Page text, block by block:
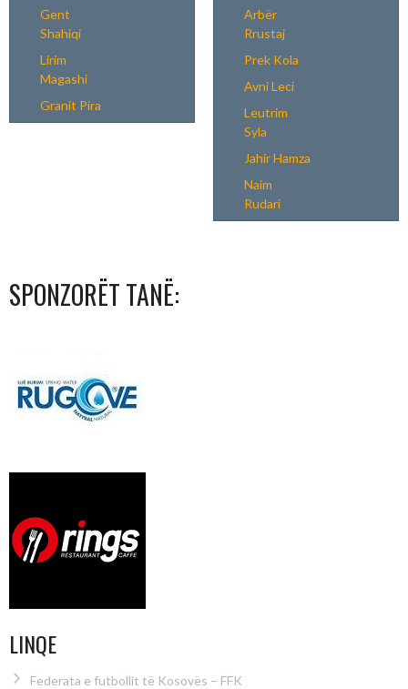
Gent
Shahiqi
Lirim
Magashi
Granit Pira
Arbër
Rrustaj
Prek Kola
Avni Leci
Leutrim
Syla
Jahir Hamza
Naim
Rudari
SPONZORËT TANË:
LINQE
Federata e futbollit të Kosovës – FFK